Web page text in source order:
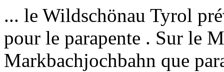
... le Wildschönau Tyrol
pour le parapente . Sur le
Markbachjochbahn que